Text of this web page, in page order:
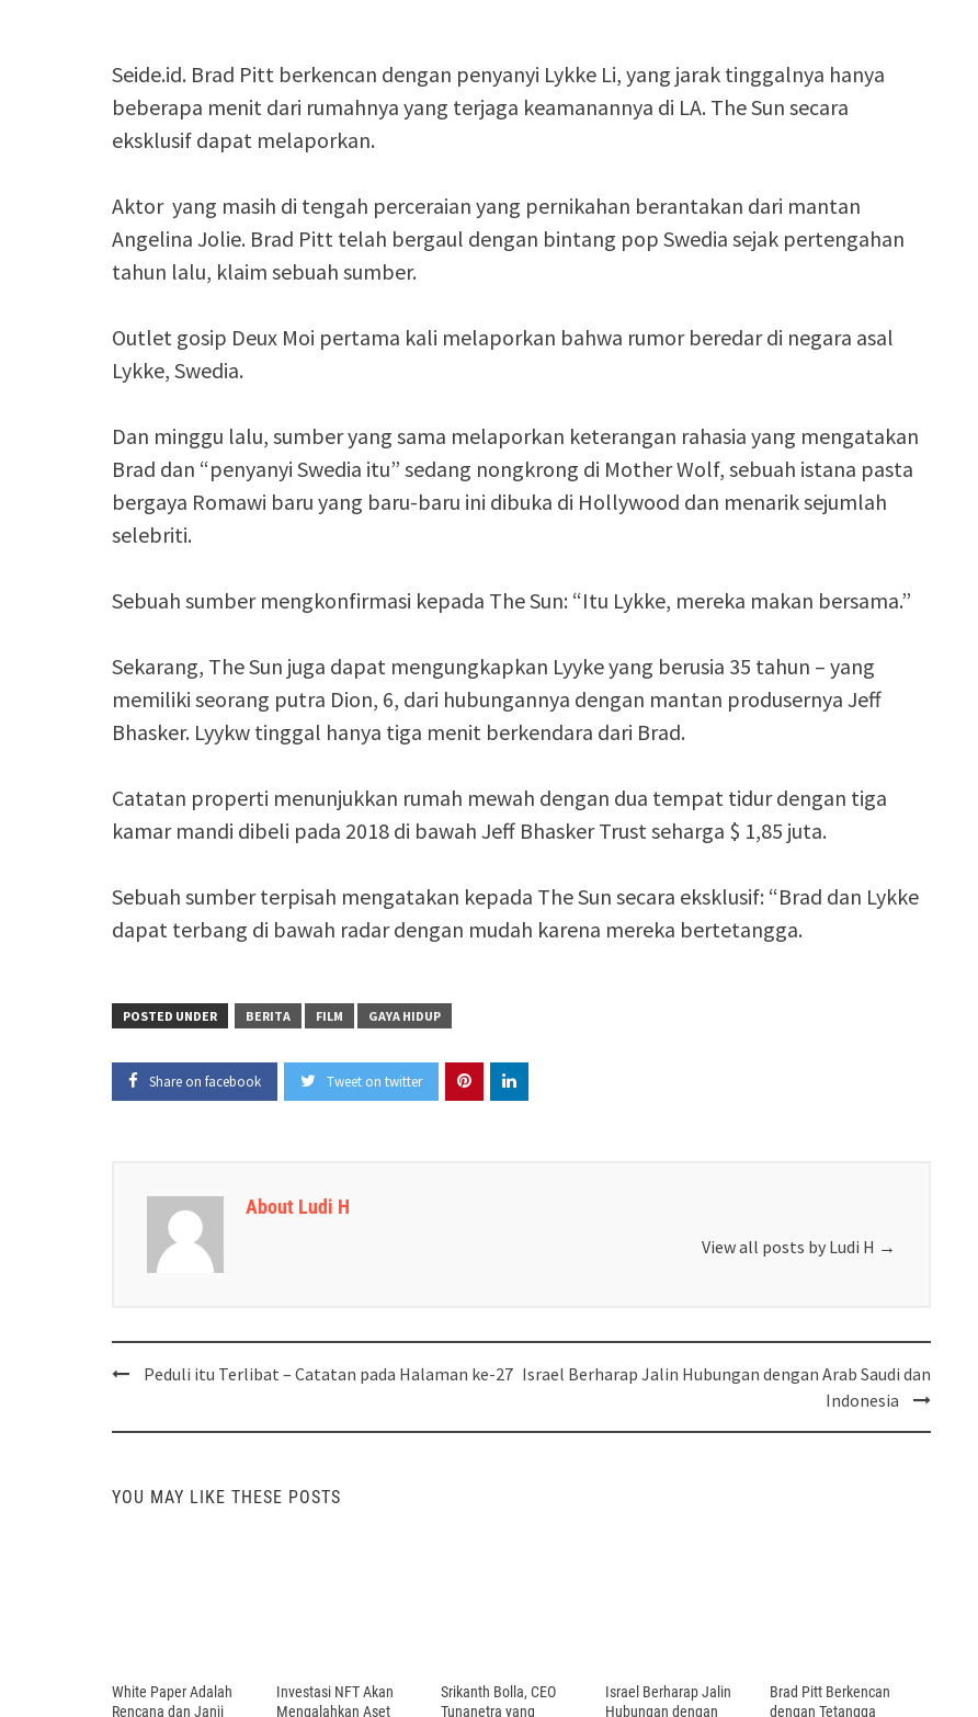
Seide.id. Brad Pitt berkencan dengan penyanyi Lykke Li, yang jarak tinggalnya hanya
beberapa menit dari rumahnya yang terjaga keamanannya di LA. The Sun secara
eksklusif dapat melaporkan.
Aktor yang masih di tengah perceraian yang pernikahan berantakan dari mantan
Angelina Jolie. Brad Pitt telah bergaul dengan bintang pop Swedia sejak pertengahan
tahun lalu, klaim sebuah sumber.
Outlet gosip Deux Moi pertama kali melaporkan bahwa rumor beredar di negara asal
Lykke, Swedia.
Dan minggu lalu, sumber yang sama melaporkan keterangan rahasia yang mengatakan
Brad dan “penyanyi Swedia itu” sedang nongkrong di Mother Wolf, sebuah istana pasta
bergaya Romawi baru yang baru-baru ini dibuka di Hollywood dan menarik sejumlah
selebriti.
Sebuah sumber mengkonfirmasi kepada The Sun: “Itu Lykke, mereka makan bersama.”
Sekarang, The Sun juga dapat mengungkapkan Lyyke yang berusia 35 tahun – yang
memiliki seorang putra Dion, 6, dari hubungannya dengan mantan produsernya Jeff
Bhasker. Lyykw tinggal hanya tiga menit berkendara dari Brad.
Catatan properti menunjukkan rumah mewah dengan dua tempat tidur dengan tiga
kamar mandi dibeli pada 2018 di bawah Jeff Bhasker Trust seharga $ 1,85 juta.
Sebuah sumber terpisah mengatakan kepada The Sun secara eksklusif: “Brad dan Lykke
dapat terbang di bawah radar dengan mudah karena mereka bertetangga.
POSTED UNDER BERITA FILM GAYA HIDUP
Share on facebook Tweet on twitter
About Ludi H
View all posts by Ludi H →
PostPeduli itu Terlibat – Catatan pada Halaman ke-27 Israel Berharap Jalin Hubungan dengan Arab Saudi dan
Indonesia
YOU MAY LIKE THESE POSTS
White Paper Adalah
Rencana dan Janji
Investasi NFT Akan
Mengalahkan Aset
Srikanth Bolla, CEO
Tunanetra yang
Israel Berharap Jalin
Hubungan dengan
Brad Pitt Berkencan
dengan Tetangga